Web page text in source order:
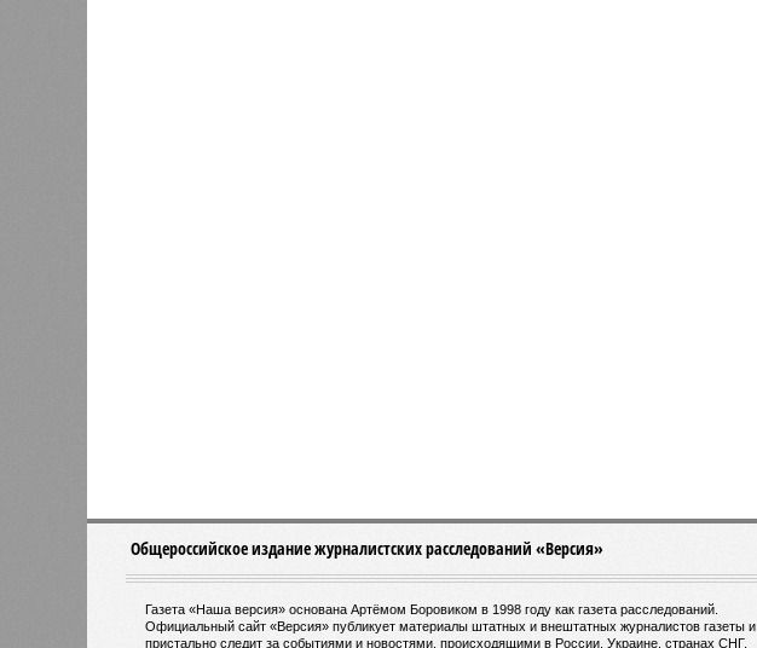
Общероссийское издание журналистских расследований «Версия»
Газета «Наша версия» основана Артёмом Боровиком в 1998 году как газета расследований.
Официальный сайт «Версия» публикует материалы штатных и внештатных журналистов газеты и
пристально следит за событиями и новостями, происходящими в России, Украине, странах СНГ,